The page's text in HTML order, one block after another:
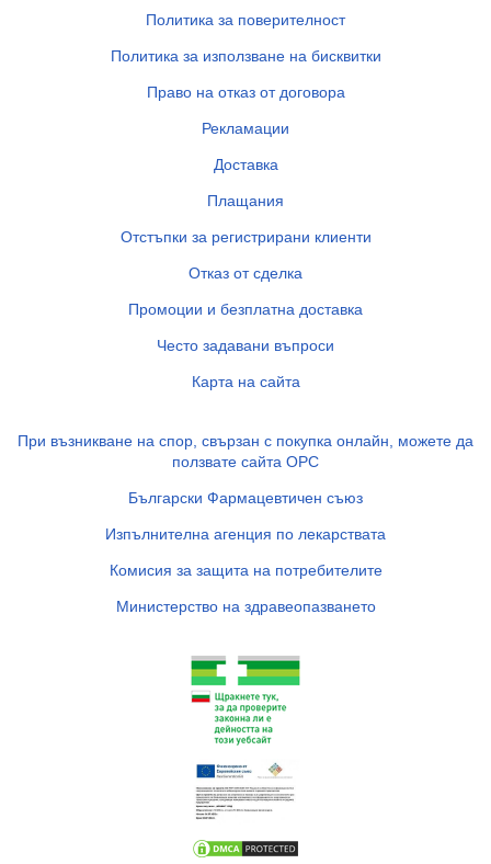
Политика за поверителност
Политика за използване на бисквитки
Право на отказ от договора
Рекламации
Доставка
Плащания
Отстъпки за регистрирани клиенти
Отказ от сделка
Промоции и безплатна доставка
Често задавани въпроси
Карта на сайта
При възникване на спор, свързан с покупка онлайн, можете да
ползвате сайта ОРС
Български Фармацевтичен съюз
Изпълнителна агенция по лекарствата
Комисия за защита на потребителите
Министерство на здравеопазването